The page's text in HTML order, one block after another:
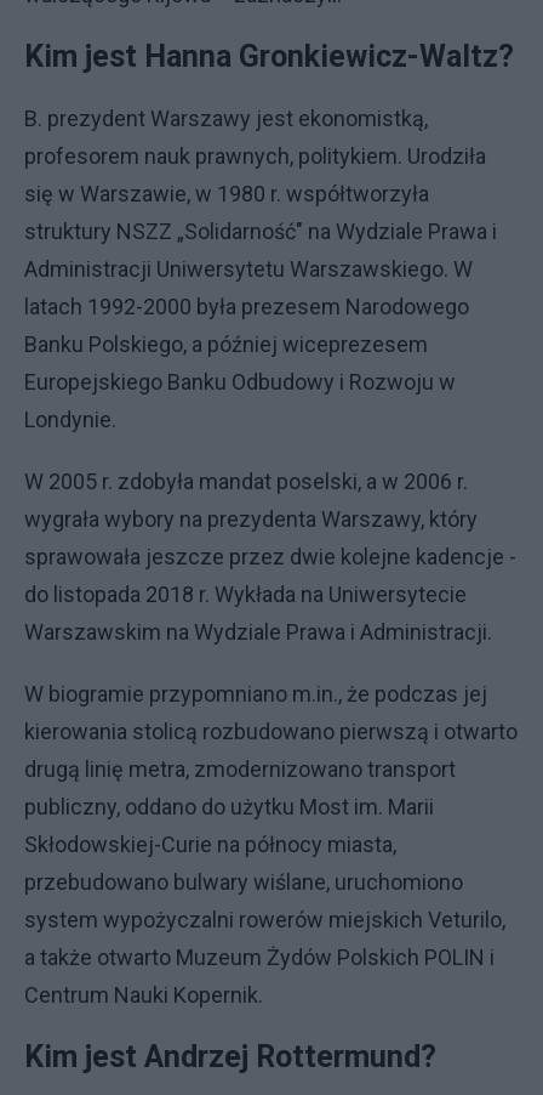
Kim jest Hanna Gronkiewicz-Waltz?
B. prezydent Warszawy jest ekonomistką,
profesorem nauk prawnych, politykiem. Urodziła
się w Warszawie, w 1980 r. współtworzyła
struktury NSZZ „Solidarność" na Wydziale Prawa i
Administracji Uniwersytetu Warszawskiego. W
latach 1992-2000 była prezesem Narodowego
Banku Polskiego, a później wiceprezesem
Europejskiego Banku Odbudowy i Rozwoju w
Londynie.
W 2005 r. zdobyła mandat poselski, a w 2006 r.
wygrała wybory na prezydenta Warszawy, który
sprawowała jeszcze przez dwie kolejne kadencje -
do listopada 2018 r. Wykłada na Uniwersytecie
Warszawskim na Wydziale Prawa i Administracji.
W biogramie przypomniano m.in., że podczas jej
kierowania stolicą rozbudowano pierwszą i otwarto
drugą linię metra, zmodernizowano transport
publiczny, oddano do użytku Most im. Marii
Skłodowskiej-Curie na północy miasta,
przebudowano bulwary wiślane, uruchomiono
system wypożyczalni rowerów miejskich Veturilo,
a także otwarto Muzeum Żydów Polskich POLIN i
Centrum Nauki Kopernik.
Kim jest Andrzej Rottermund?